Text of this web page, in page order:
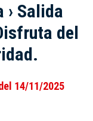
› Salida
del
14/11/2025